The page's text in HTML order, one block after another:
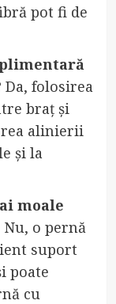
pot fi de
Da, folosirea
braț și
alinierii
și la
moale
Nu, o pernă
suport
poate
cu